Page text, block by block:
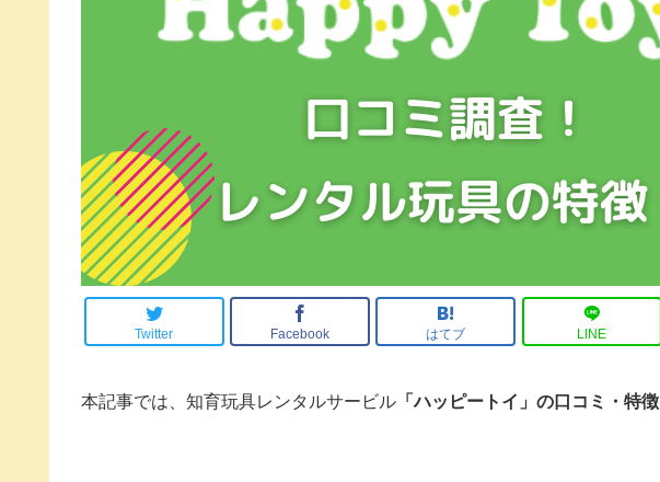
Twitter Facebook はてブ LINE
本記事では、知育玩具レンタルサービル 「ハッピートイ」の口コミ・特徴